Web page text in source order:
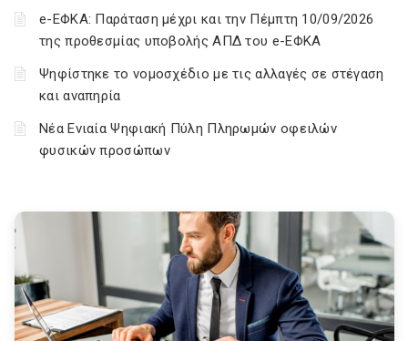
e-ΕΦΚΑ: Παράταση μέχρι και την Πέμπτη 10/09/2026
της προθεσμίας υποβολής ΑΠΔ του e-ΕΦΚΑ
Ψηφίστηκε το νομοσχέδιο με τις αλλαγές σε στέγαση
και αναπηρία
Νέα Ενιαία Ψηφιακή Πύλη Πληρωμών οφειλών
φυσικών προσώπων